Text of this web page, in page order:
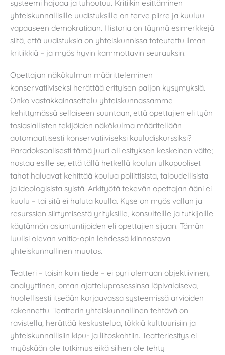
systeemi hajoaa ja tuhoutuu. Kritiikin esittäminen
yhteiskunnallisille uudistuksille on terve piirre ja kuuluu
vapaaseen demokratiaan. Historia on täynnä esimerkkejä
siitä, että uudistuksia on yhteiskunnissa toteutettu ilman
kritiikkiä – ja myös hyvin kammottavin seurauksin.
Opettajan näkökulman määritteleminen
konservatiiviseksi herättää erityisen paljon kysymyksiä.
Onko vastakkainasettelu yhteiskunnassamme
kehittymässä sellaiseen suuntaan, että opettajien eli työn
tosiasiallisten tekijöiden näkökulma määritellään
automaattisesti konservatiiviseksi kouludiskurssiksi?
Paradoksaalisesti tämä juuri oli esityksen keskeinen väite;
nostaa esille se, että tällä hetkellä koulun ulkopuoliset
tahot haluavat kehittää koulua poliittisista, taloudellisista
ja ideologisista syistä. Arkityötä tekevän opettajan ääni ei
kuulu – tai sitä ei haluta kuulla. Kyse on myös vallan ja
resurssien siirtymisestä yrityksille, konsulteille ja tutkijoille
käytännön asiantuntijoiden eli opettajien sijaan. Tämän
luulisi olevan valtio-opin lehdessä kiinnostava
yhteiskunnallinen muutos.
Teatteri – toisin kuin tiede – ei pyri olemaan objektiivinen,
analyyttinen, oman ajatteluprosessinsa läpivalaiseva,
huolellisesti itseään korjaavassa systeemissä arvioiden
rakennettu. Teatterin yhteiskunnallinen tehtävä on
ravistella, herättää keskustelua, tökkiä kulttuurisiin ja
yhteiskunnallisiin kipu- ja liitoskohtiin. Teatteriesitys ei
myöskään ole tutkimus eikä siihen ole tehty